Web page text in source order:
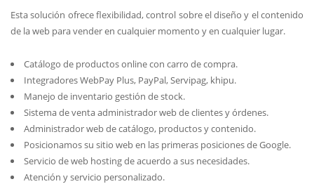
Esta solución ofrece flexibilidad, control sobre el diseño y el contenido
de la web para vender en cualquier momento y en cualquier lugar.
Catálogo de productos online con carro de compra.
Integradores WebPay Plus, PayPal, Servipag, khipu.
Manejo de inventario gestión de stock.
Sistema de venta administrador web de clientes y órdenes.
Administrador web de catálogo, productos y contenido.
Posicionamos su sitio web en las primeras posiciones de Google.
Servicio de web hosting de acuerdo a sus necesidades.
Atención y servicio personalizado.